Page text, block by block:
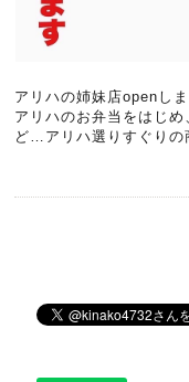
アリハの姉妹店openしま
アリハのお弁当をはじ
ど…アリハ選りすぐりの